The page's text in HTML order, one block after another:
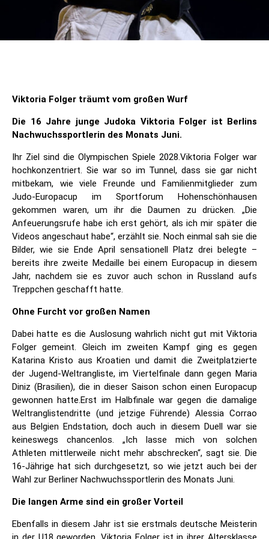
Viktoria Folger träumt vom großen Wurf
Die 16 Jahre junge Judoka Viktoria Folger ist Berlins
Nachwuchssportlerin des Monats Juni.
Ihr Ziel sind die Olympischen Spiele 2028.Viktoria Folger war
hochkonzentriert. Sie war so im Tunnel, dass sie gar nicht
mitbekam, wie viele Freunde und Familienmitglieder zum
Judo-Europacup im Sportforum Hohenschönhausen
gekommen waren, um ihr die Daumen zu drücken. „Die
Anfeuerungsrufe habe ich erst gehört, als ich mir später die
Videos angeschaut habe“, erzählt sie. Noch einmal sah sie die
Bilder, wie sie Ende April sensationell Platz drei belegte –
bereits ihre zweite Medaille bei einem Europacup in diesem
Jahr, nachdem sie es zuvor auch schon in Russland aufs
Treppchen geschafft hatte.
Ohne Furcht vor großen Namen
Dabei hatte es die Auslosung wahrlich nicht gut mit Viktoria
Folger gemeint. Gleich im zweiten Kampf ging es gegen
Katarina Kristo aus Kroatien und damit die Zweitplatzierte
der Jugend-Weltrangliste, im Viertelfinale dann gegen Maria
Diniz (Brasilien), die in dieser Saison schon einen Europacup
gewonnen hatte.Erst im Halbfinale war gegen die damalige
Weltranglistendritte (und jetzige Führende) Alessia Corrao
aus Belgien Endstation, doch auch in diesem Duell war sie
keineswegs chancenlos. „Ich lasse mich von solchen
Athleten mittlerweile nicht mehr abschrecken“, sagt sie. Die
16-Jährige hat sich durchgesetzt, so wie jetzt auch bei der
Wahl zur Berliner Nachwuchssportlerin des Monats Juni.
Die langen Arme sind ein großer Vorteil
Ebenfalls in diesem Jahr ist sie erstmals deutsche Meisterin